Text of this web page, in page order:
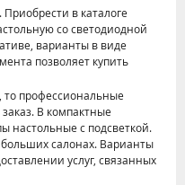
в каталоге
со светодиодной
варианты в виде
позволяет купить
то профессиональные
В компактные
настольные с подсветкой.
салонах. Варианты
услуг, связанных